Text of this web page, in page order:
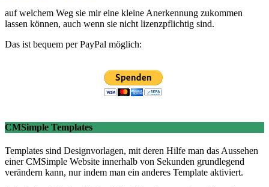
auf welchem Weg sie mir eine kleine Anerkennung zukommen
lassen können, auch wenn sie nicht lizenzpflichtig sind.
Das ist bequem per PayPal möglich:
CMSimple Templates
Templates sind Designvorlagen, mit deren Hilfe man das Aussehen
einer CMSimple Website innerhalb von Sekunden grundlegend
verändern kann, nur indem man ein anderes Template aktiviert.